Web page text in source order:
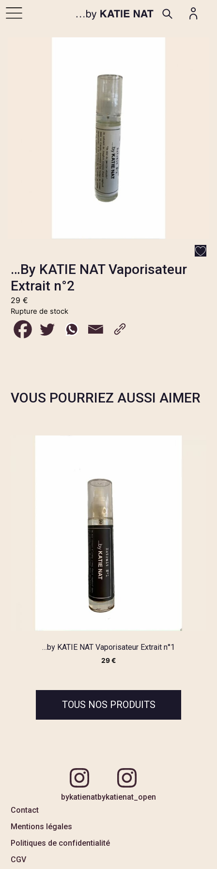
…By KATIE NAT Vaporisateur
Extrait n°2
29€
Rupture de stock
VOUS POURRIEZ AUSSI AIMER
…by KATIE NAT Vaporisateur Extrait n°1
29€
TOUS NOS PRODUITS
bykatienatbykatienat_open
Contact
Mentions légales
Politiques de confidentialité
CGV